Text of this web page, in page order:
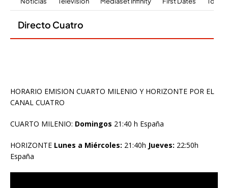
HORARIO EMISION CUARTO MILENIO Y HORIZONTE POR EL
CANAL CUATRO
CUARTO MILENIO: Domingos 21:40 h España
HORIZONTE Lunes a Miércoles: 21:40h Jueves: 22:50h
España